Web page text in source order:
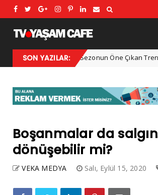
SON YAZILAR:
2025 Kış Modası: Sezonun Öne Çıkan Trendleri
Boşanmalar da
dönüşebilir mi?
VEKA MEDYA Salı, Eylül 15, 2020